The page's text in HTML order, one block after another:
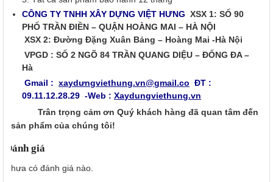
CÔNG TY TNHH XÂY DỰNG VIỆT HƯNG XSX 1: SỐ 90
PHỐ TRẦN ĐIỀN – QUẬN HOÀNG MAI – HÀ NỘI
XSX 2: Đường Đặng Xuân Bảng – Hoàng Mai -Hà Nội
VPGD : SỐ 2 NGÕ 84 TRẦN QUANG DIỆU – ĐỐNG ĐA –
Hà
Gmail :xaydưngviethung.vn@gmail.co ĐT :
09.11.12.28.29 -Web :Xaydungviethung.vn
Trân trọng cảm ơn Quý khách hàng đã quan tâm đến
sản phẩm của chúng tôi!
Đánh giá
Chưa có đánh giá nào.